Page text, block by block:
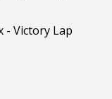
- Victory Lap